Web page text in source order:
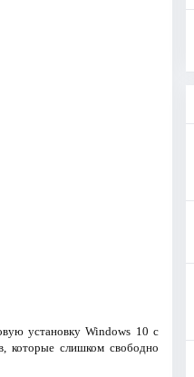
установку Windows 10 с
которые слишком свободно